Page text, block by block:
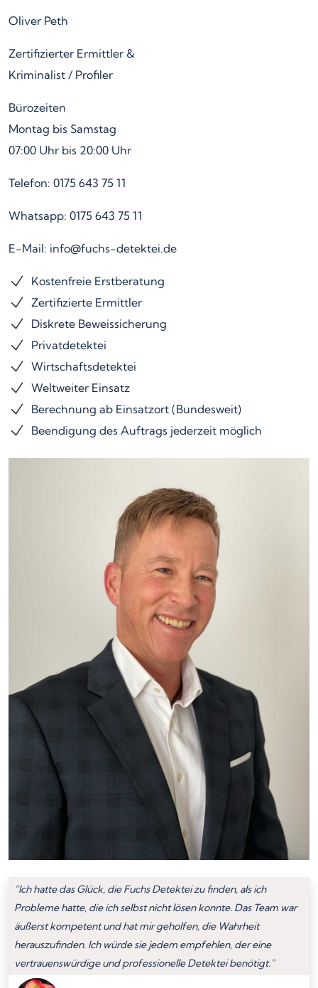
Oliver Peth
Zertifizierter Ermittler &
Kriminalist / Profiler
Bürozeiten
Montag bis Samstag
07:00 Uhr bis 20:00 Uhr
Telefon: 0175 643 75 11
Whatsapp: 0175 643 75 11
E-Mail: info@fuchs-detektei.de
Kostenfreie Erstberatung
Zertifizierte Ermittler
Diskrete Beweissicherung
Privatdetektei
Wirtschaftsdetektei
Weltweiter Einsatz
Berechnung ab Einsatzort (Bundesweit)
Beendigung des Auftrags jederzeit möglich
“Ich hatte das Glück, die Fuchs Detektei zu finden, als ich
Probleme hatte, die ich selbst nicht lösen konnte. Das Team war
äußerst kompetent und hat mir geholfen, die Wahrheit
herauszufinden. Ich würde sie jedem empfehlen, der eine
vertrauenswürdige und professionelle Detektei benötigt.”